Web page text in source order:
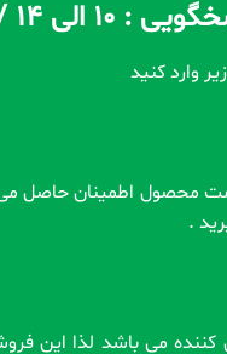
وارد کنید
.
کننده می باشد لذا این